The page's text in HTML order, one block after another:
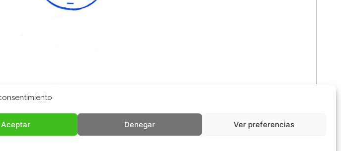
Aceptar Denegar Ver preferencias